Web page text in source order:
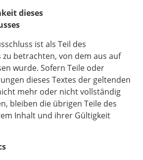
dieses
ist als Teil des
betrachten, von dem aus auf
wurde. Sofern Teile oder
dieses Textes der geltenden
mehr oder nicht vollständig
bleiben die übrigen Teile des
Inhalt und ihrer Gültigkeit